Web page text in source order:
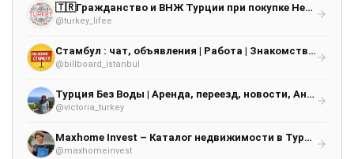
🇹🇷Гражданство и ВНЖ Турции при покупке Недвижимости Turkelife
@turkey_lifee
Стамбул : чат, объявления | Работа | Знакомства | Барахолка | Бизнес | Авто | Недвижимость | Тусовки | Новости | Услуги
@billboard_istanbul
Турция Без Воды | Аренда, переезд, новости, Анталья, Мерсин, Аланья, Стамбул, ВНЖ
@victoria_turkey
Maxhome Invest – Каталог недвижимости в Турции. Только проверенные объекты
@maxhomeinvest